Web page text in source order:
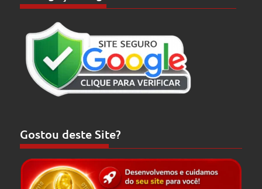
Gostou deste Site?